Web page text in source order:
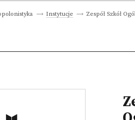
Instytucje Zespół Szkół